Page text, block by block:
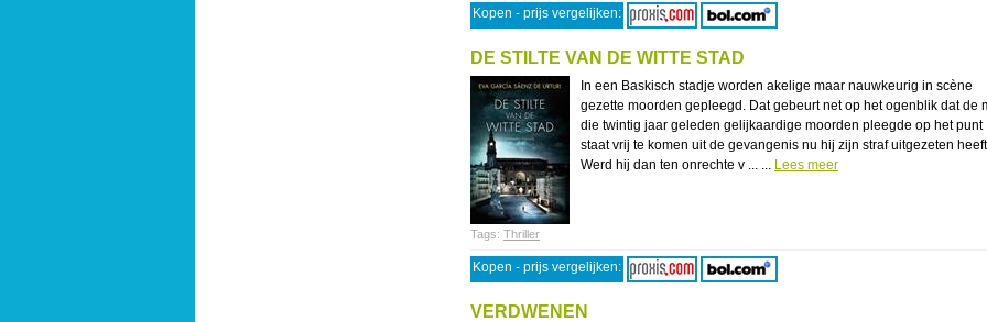
Kopen - prijs vergelijken:
DE STILTE VAN DE WITTE STAD
In een Baskisch stadje worden akelige maar nauwkeurig in scène
gezette moorden gepleegd. Dat gebeurt net op het ogenblik dat de
die twintig jaar geleden gelijkaardige moorden pleegde op het punt
staat vrij te komen uit de gevangenis nu hij zijn straf uitgezeten
Werd hij dan ten onrechte v ... ... Lees meer
Tags: Thriller
Kopen - prijs vergelijken:
VERDWENEN